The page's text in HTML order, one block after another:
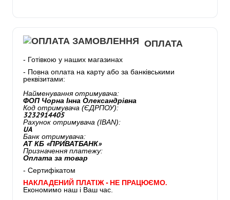
ОПЛАТА
- Готівкою у наших магазинах
- Повна оплата на карту або за банківськими
реквізитами:
Найменування отримувача:
ФОП Чорна Інна Олександрівна
Код отримувача (ЄДРПОУ):
3232914405
Рахунок отримувача (IBAN):
UA
Банк отримувача:
АТ КБ «ПРИВАТБАНК»
Призначення платежу:
Оплата за товар
- Сертифікатом
НАКЛАДЕНИЙ ПЛАТІЖ - НЕ ПРАЦЮЄМО.
Економимо наш і Ваш час.